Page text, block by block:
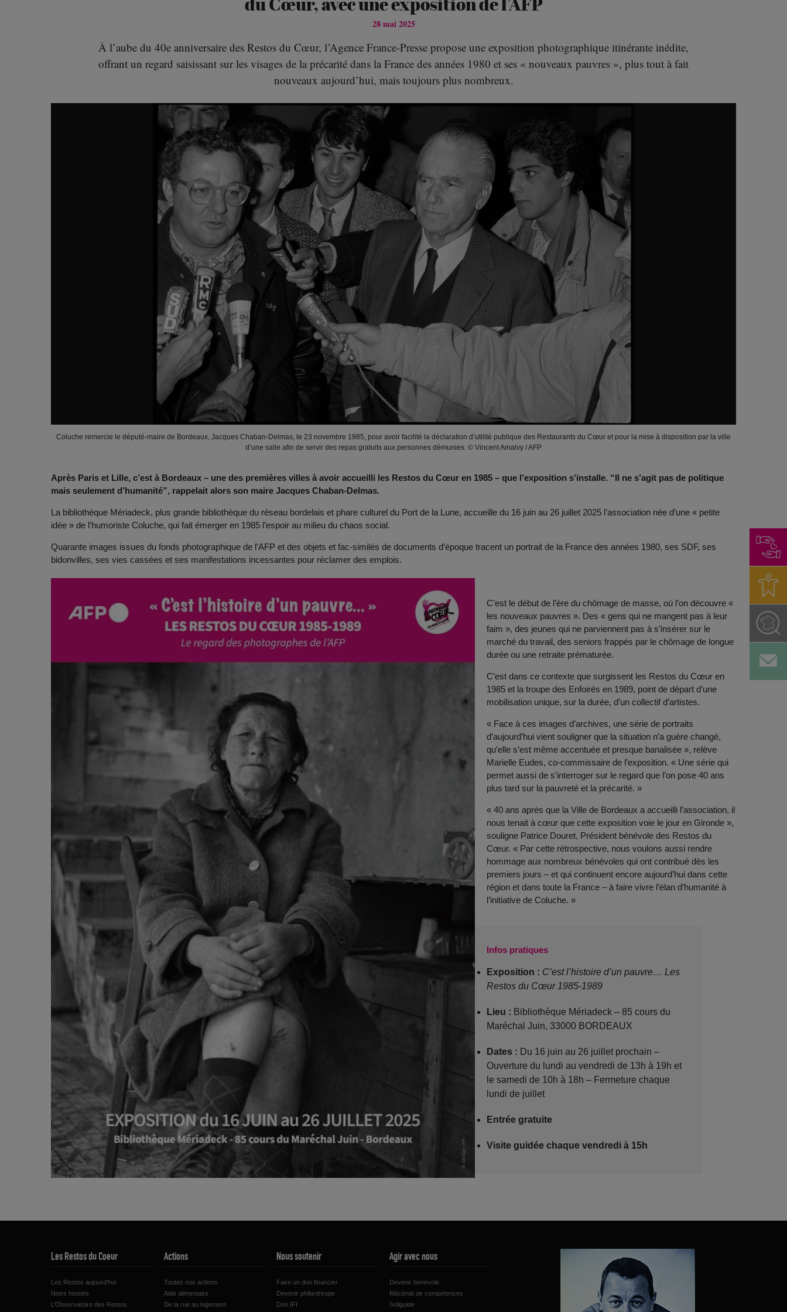
28 mai 2025
À l’aube du 40e anniversaire des Restos du Cœur, l’Agence France-Presse propose une exposition photographique itinérante inédite,
offrant un regard saisissant sur les visages de la précarité dans la France des années 1980 et ses « nouveaux pauvres », plus tout à fait
nouveaux aujourd’hui, mais toujours plus nombreux.
Coluche remercie le député-maire de Bordeaux, Jacques Chaban-Delmas, le 23 novembre 1985, pour avoir facilité la déclaration d’utilité publique des Restaurants du Cœur et pour la mise à disposition par la ville
d’une salle afin de servir des repas gratuits aux personnes démunies. © Vincent Amalvy / AFP
Après Paris et Lille, c’est à Bordeaux – une des premières villes à avoir accueilli les Restos du Cœur en 1985 – que l’exposition s’installe. “Il ne s’agit pas de politique
mais seulement d’humanité”, rappelait alors son maire Jacques Chaban-Delmas.
La bibliothèque Mériadeck, plus grande bibliothèque du réseau bordelais et phare culturel du Port de la Lune, accueille du 16 juin au 26 juillet 2025 l’association née d’une « petite
idée » de l’humoriste Coluche, qui fait émerger en 1985 l’espoir au milieu du chaos social.
Quarante images issues du fonds photographique de l’AFP et des objets et fac-similés de documents d’époque tracent un portrait de la France des années 1980, ses SDF, ses
bidonvilles, ses vies cassées et ses manifestations incessantes pour réclamer des emplois.
C’est le début de l’ère du chômage de masse, où l’on découvre «
les nouveaux pauvres ». Des « gens qui ne mangent pas à leur
faim », des jeunes qui ne parviennent pas à s’insérer sur le
marché du travail, des seniors frappés par le chômage de longue
durée ou une retraite prématurée.
C’est dans ce contexte que surgissent les Restos du Cœur en
1985 et la troupe des Enfoirés en 1989, point de départ d’une
mobilisation unique, sur la durée, d’un collectif d’artistes.
« Face à ces images d’archives, une série de portraits
d’aujourd’hui vient souligner que la situation n’a guère changé,
qu’elle s’est même accentuée et presque banalisée », relève
Marielle Eudes, co-commissaire de l’exposition. « Une série qui
permet aussi de s’interroger sur le regard que l’on pose 40 ans
plus tard sur la pauvreté et la précarité. »
« 40 ans après que la Ville de Bordeaux a accueilli l’association, il
nous tenait à cœur que cette exposition voie le jour en Gironde »,
souligne Patrice Douret, Président bénévole des Restos du
Cœur. « Par cette rétrospective, nous voulons aussi rendre
hommage aux nombreux bénévoles qui ont contribué dès les
premiers jours – et qui continuent encore aujourd’hui dans cette
région et dans toute la France – à faire vivre l’élan d’humanité à
l’initiative de Coluche. »
Infos pratiques
Exposition : C’est l’histoire d’un pauvre… Les
Restos du Cœur 1985-1989
Lieu : Bibliothèque Mériadeck – 85 cours du
Maréchal Juin, 33000 BORDEAUX
Dates : Du 16 juin au 26 juillet prochain –
Ouverture du lundi au vendredi de 13h à 19h et
le samedi de 10h à 18h – Fermeture chaque
lundi de juillet
Entrée gratuite
Visite guidée chaque vendredi à 15h
Les Restos du Coeur
Les Restos aujourd’hui
Notre histoire
L’Observatoire des Restos
Actions
Toutes nos actions
Aide alimentaire
De la rue au logement
Nous soutenir
Faire un don financier
Devenir philanthrope
Don IFI
Agir avec nous
Devenir bénévole
Mécénat de compétences
Soliguide